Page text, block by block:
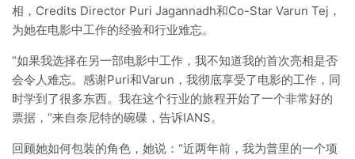
相，Credits Director Puri Jagannadh和Co-Star Varun Tej，
为她在电影中工作的经验和行业难忘。
“如果我选择在另一部电影中工作，我不知道我的首次亮相是否
会令人难忘。感谢Puri和Varun，我彻底享受了电影的工作，同
时学到了很多东西。我在这个行业的旅程开始了一个非常好的
票据，“来自奈尼特的碗碟，告诉IANS。
回顾她如何包装的角色，她说：“近两年前，我为普里的一个项